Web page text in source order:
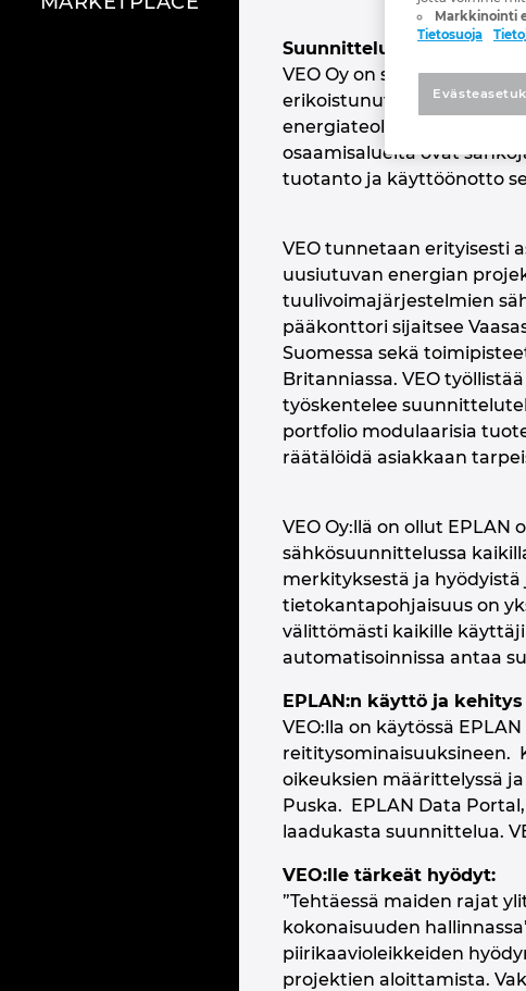
Suunnitteluohjelmiston
VEO Oy on suomalainen
erikoistunut yritys, joka
energiateollisuuden ja
osaamisalueita ovat
tuotanto ja käyttöönotto
VEO tunnetaan erityisesti
uusiutuvan energian
tuulivoimajärjestelmien
pääkonttori sijaitsee
Suomessa sekä
Britanniassa. VEO
työskentelee
portfolio modulaarisia
räätälöidä asiakkaan
VEO Oy:llä on ollut
sähkösuunnittelussa
merkityksestä ja hyödyistä
tietokantapohjaisuus on
välittömästi kaikille
automatisoinnissa antaa
EPLAN:n käyttö ja kehitys
VEO:lla on käytössä
reititysominaisuuksineen.
oikeuksien määrittelyssä
Puska. EPLAN Data
laadukasta suunnittelua.
VEO:lle tärkeät hyödyt:
”Tehtäessä maiden rajat
kokonaisuuden
piirikaavioleikkeiden
projektien aloittamista.
Markkinointi
Tietosuoja